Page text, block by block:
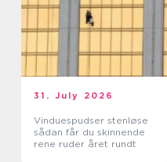
31. July 2026
Vinduespudser stenløse
sådan får du skinnende
rene ruder året rundt